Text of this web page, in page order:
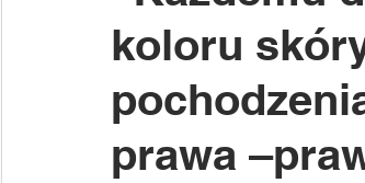
Zdrowo jem, więcej wiem - projekt
#Laboratoria Przyszłości
koloru
prawa